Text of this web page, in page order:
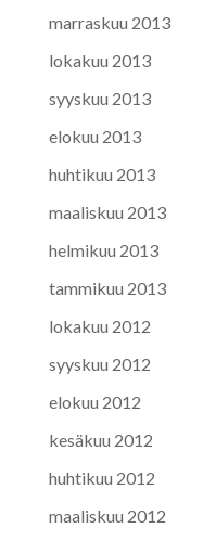
marraskuu 2013
lokakuu 2013
syyskuu 2013
elokuu 2013
huhtikuu 2013
maaliskuu 2013
helmikuu 2013
tammikuu 2013
lokakuu 2012
syyskuu 2012
elokuu 2012
kesäkuu 2012
huhtikuu 2012
maaliskuu 2012